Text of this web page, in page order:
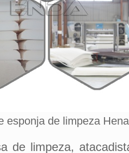
esponja de limpeza
de limpeza,